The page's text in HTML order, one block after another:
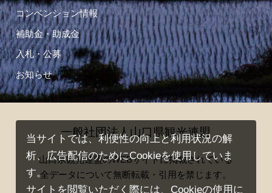
コンベンション情報
補助金・助成金
入札・公募
お知らせ
一般社団法人山口県観光連盟
山口県観光連盟のWEBサイトに掲載されている
全データについて無断転載・引用を禁じます。
当サイトでは、利便性の向上と利用状況の解
析、広告配信のためにCookieを使用していま
す。
サイトを閲覧いただく際には、Cookieの使用に